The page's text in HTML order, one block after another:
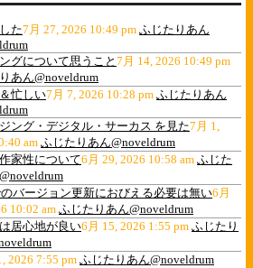
た7月 27, 2026 10:49 pm ふじたりあん
グについて思うこと 7月 14, 2026 10:49 pm
あん@noveldrum
忙しい7月 7, 2026 10:28 pm ふじたりあん
ング・デジタル・サーカス を見た7月 1,
am ふじたりあん@noveldrum
家性について6月 29, 2026 10:58 am ふじた
バージョン更新におびえる必要は無い6月
10:02 am ふじたりあん@noveldrum
居心地が良い6月 15, 2026 1:55 pm ふじたり
2026 7:55 pm ふじたりあん@noveldrum